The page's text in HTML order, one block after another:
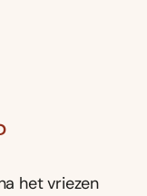
het vriezen